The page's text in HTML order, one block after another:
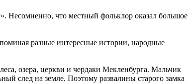
Несомненно, что местный фольклор оказал большое
разные интересные истории, народные
озера, церкви и чердаки Мекленбурга. Мальчик
след на земле. Поэтому развалины старого замка